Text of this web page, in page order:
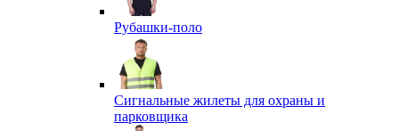
Рубашки-поло
Сигнальные жилеты для охраны и
парковщика